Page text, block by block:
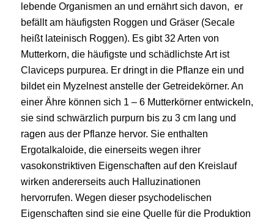
lebende Organismen an und ernährt sich davon, er
befällt am häufigsten Roggen und Gräser (Secale
heißt lateinisch Roggen). Es gibt 32 Arten von
Mutterkorn, die häufigste und schädlichste Art ist
Claviceps purpurea. Er dringt in die Pflanze ein und
bildet ein Myzelnest anstelle der Getreidekörner. An
einer Ähre können sich 1 – 6 Mutterkörner entwickeln,
sie sind schwärzlich purpurn bis zu 3 cm lang und
ragen aus der Pflanze hervor. Sie enthalten
Ergotalkaloide, die einerseits wegen ihrer
vasokonstriktiven Eigenschaften auf den Kreislauf
wirken andererseits auch Halluzinationen
hervorrufen. Wegen dieser psychodelischen
Eigenschaften sind sie eine Quelle für die Produktion